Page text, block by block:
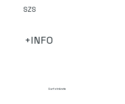
Surfstrände
+INFO
SZS